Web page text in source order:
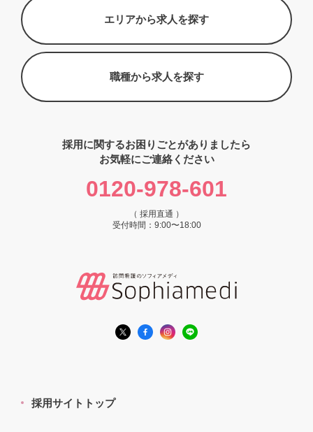
エリアから求人を探す
職種から求人を探す
採用に関するお困りごとがありましたら
お気軽にご連絡ください
0120-978-601
（ 採用直通 ）
受付時間：9:00〜18:00
採用サイトトップ